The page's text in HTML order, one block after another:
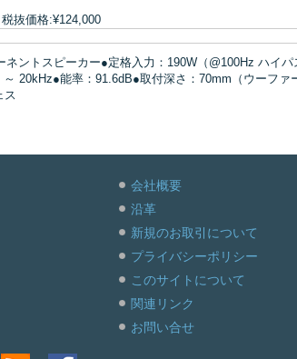
抜価格:¥124,000
ネントスピーカー●定格入力：190W（@100Hz ハイ
20kHz●能率：91.6dB●取付深さ：70mm（ウーファ
ス
会社概要
沿革
新規のお取引について
プライバシーポリシー
このサイトについて
関連リンク
お問い合せ